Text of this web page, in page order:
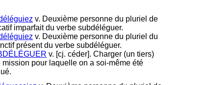
v. Deuxième personne du pluriel de
imparfait du verbe subdéléguer.
v. Deuxième personne du pluriel du
présent du verbe subdéléguer.
v. [cj. céder]. Charger (un tiers)
mission pour laquelle on a soi-même été